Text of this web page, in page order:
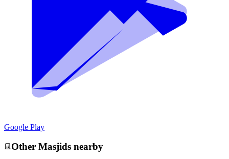
Google Play
Other Masjids nearby